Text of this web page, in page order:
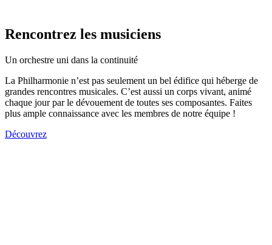
Rencontrez les musiciens
Un orchestre uni dans la continuité
La Philharmonie n’est pas seulement un bel édifice qui héberge de
grandes rencontres musicales. C’est aussi un corps vivant, animé
chaque jour par le dévouement de toutes ses composantes. Faites
plus ample connaissance avec les membres de notre équipe !
Découvrez